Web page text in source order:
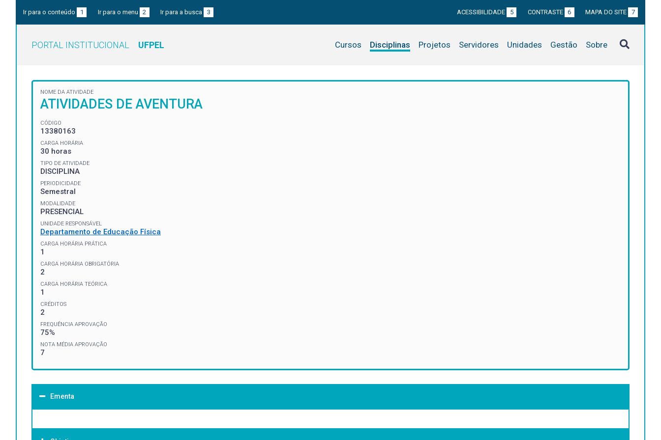
Ir para o conteúdo 1 Ir para o menu 2 Ir para a busca 3 ACESSIBILIDADE 5 CONTRASTE 6 MAPA DO SITE 7
PORTAL INSTITUCIONAL UFPEL Cursos Disciplinas Projetos Servidores Unidades Gestão Sobre
NOME DA ATIVIDADE
ATIVIDADES DE AVENTURA
CÓDIGO
13380163
CARGA HORÁRIA
30 horas
TIPO DE ATIVIDADE
DISCIPLINA
PERIODICIDADE
Semestral
MODALIDADE
PRESENCIAL
UNIDADE RESPONSÁVEL
Departamento de Educação Física
CARGA HORÁRIA PRÁTICA
1
CARGA HORÁRIA OBRIGATÓRIA
2
CARGA HORÁRIA TEÓRICA
1
CRÉDITOS
2
FREQUÊNCIA APROVAÇÃO
75%
NOTA MÉDIA APROVAÇÃO
7
Ementa